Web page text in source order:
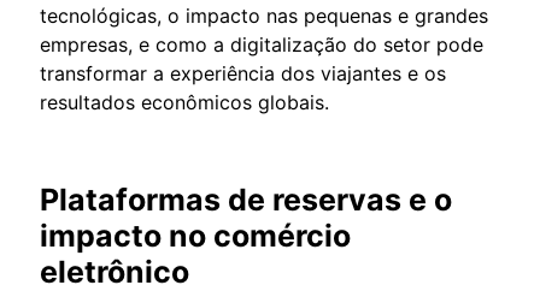
tecnológicas, o impacto nas pequenas e grandes
empresas, e como a digitalização do setor pode
transformar a experiência dos viajantes e os
resultados econômicos globais.
Plataformas de reservas e o
impacto no comércio
eletrônico